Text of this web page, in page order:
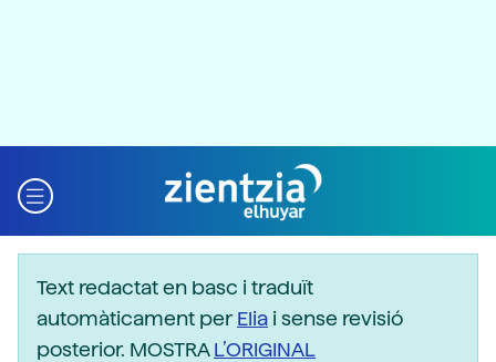
Text redactat en basc i traduït
automàticament perElia i sense revisió
posterior. MOSTRAL’ORIGINAL